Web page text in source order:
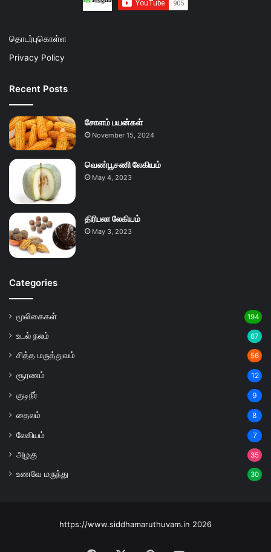
தொடர்புகொள்ள
Privacy Policy
Recent Posts
சோளம் பயன்கள்
November 15, 2024
வெண்பூசணி லேகியம்
May 4, 2023
திரிபலா லேகியம்
May 3, 2023
Categories
மூலிகைகள் 194
உடல் நலம் 67
சித்த மருத்துவம் 56
சூரணம் 12
குடிநீர் 9
தைலம் 8
லேகியம் 7
அழகு 35
உணவே மருந்து 30
https://www.siddhamaruthuvam.in 2026